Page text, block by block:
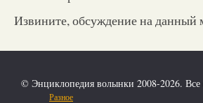
Извините, обсуждение на данный
© Энциклопедия волынки 2008-2026.
Разное